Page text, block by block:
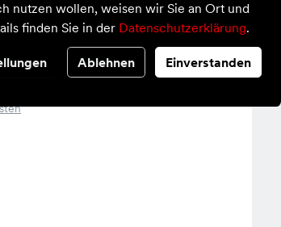
nutzen wollen, weisen wir Sie an Ort und
finden Sie in der Datenschutzerklärung.
Ablehnen Einverstanden